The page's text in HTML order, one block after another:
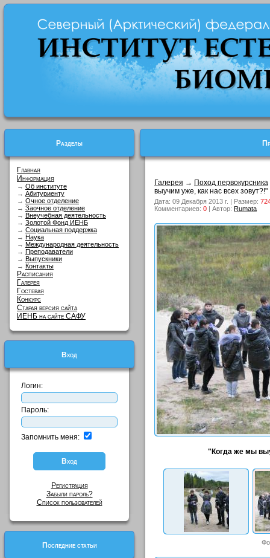
Разделы
Главная
Информация
→ Об институте
→ Абитуриенту
→ Очное отделение
→ Заочное отделение
→ Внеучебная деятельность
→ Золотой Фонд ИЕНБ
→ Социальная поддержка
→ Наука
→ Международная деятельность
→ Преподаватели
→ Выпускники
→ Контакты
Расписания
Галерея
Гостевая
Конкурс
Старая версия сайта
ИЕНБ на сайте САФУ
Вход
Логин:
Пароль:
Запомнить меня:
Регистрация
Забыли пароль?
Список пользователей
Последние статьи
Галерея → Поход первокурсника
выучим уже, как нас всех зовут?!"
Дата: 09 Декабря 2013 г. | Размер:
Комментариев: 0 | Автор: Rumata
"Когда же мы